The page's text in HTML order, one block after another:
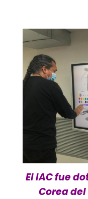
El IAC fue
Corea del